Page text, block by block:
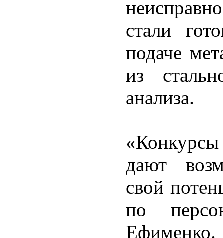
стали
подаче
из
анализа.
«Конкурсы
дают
свой
по